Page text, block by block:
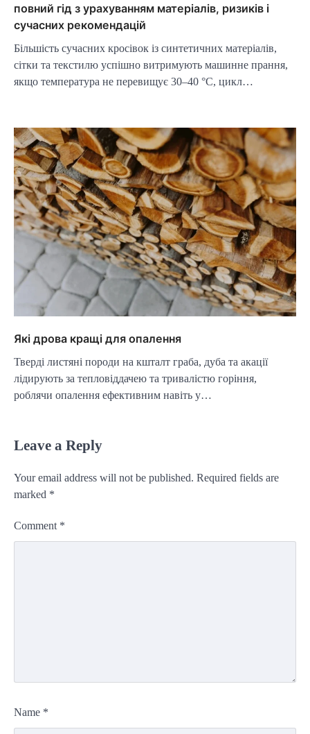
повний гід з урахуванням матеріалів, ризиків і
сучасних рекомендацій
Більшість сучасних кросівок із синтетичних матеріалів,
сітки та текстилю успішно витримують машинне прання,
якщо температура не перевищує 30–40 °C, цикл…
Які дрова кращі для опалення
Тверді листяні породи на кшталт граба, дуба та акації
лідирують за тепловіддачею та тривалістю горіння,
роблячи опалення ефективним навіть у…
Leave a Reply
Your email address will not be published. Required fields are
marked *
Comment *
Name *